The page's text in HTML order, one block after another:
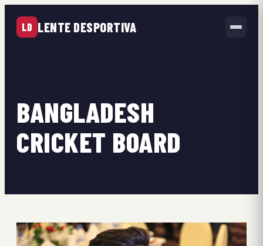
LD LENTE DESPORTIVA
BANGLADESH
CRICKET BOARD